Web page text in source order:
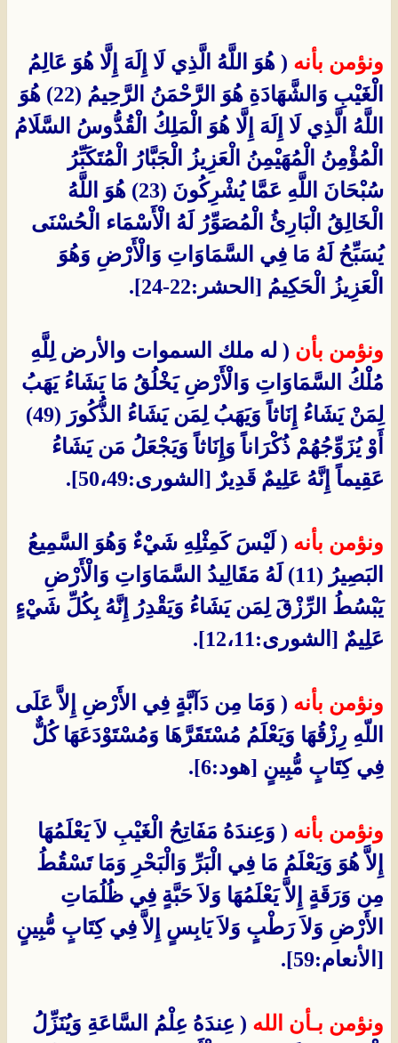
ونؤمن بأنه ( هُوَ اللَّهُ الَّذِي لَا إِلَهَ إِلَّا هُوَ عَالِمُ
الْغَيْبِ وَالشَّهَادَةِ هُوَ الرَّحْمَنُ الرَّحِيمُ (22) هُوَ
اللَّهُ الَّذِي لَا إِلَهَ إِلَّا هُوَ الْمَلِكُ الْقُدُّوسُ السَّلَامُ
الْمُؤْمِنُ الْمُهَيْمِنُ الْعَزِيزُ الْجَبَّارُ الْمُتَكَبِّرُ
سُبْحَانَ اللَّهِ عَمَّا يُشْرِكُونَ (23) هُوَ اللَّهُ
الْخَالِقُ الْبَارِئُ الْمُصَوِّرُ لَهُ الْأَسْمَاء الْحُسْنَى
يُسَبِّحُ لَهُ مَا فِي السَّمَاوَاتِ وَالْأَرْضِ وَهُوَ
الْعَزِيزُ الْحَكِيمُ [الحشر:22-24].
ونؤمن بأن ( له ملك السموات والأرض لِلَّهِ
مُلْكُ السَّمَاوَاتِ وَالْأَرْضِ يَخْلُقُ مَا يَشَاءُ يَهَبُ
لِمَنْ يَشَاءُ إِنَاثاً وَيَهَبُ لِمَن يَشَاءُ الذُّكُورَ (49)
أَوْ يُزَوِّجُهُمْ ذُكْرَاناً وَإِنَاثاً وَيَجْعَلُ مَن يَشَاءُ
عَقِيماً إِنَّهُ عَلِيمٌ قَدِيرٌ [الشورى:50،49].
ونؤمن بأنه ( لَيْسَ كَمِثْلِهِ شَيْءٌ وَهُوَ السَّمِيعُ
البَصِيرُ (11) لَهُ مَقَالِيدُ السَّمَاوَاتِ وَالْأَرْضِ
يَبْسُطُ الرِّزْقَ لِمَن يَشَاءُ وَيَقْدِرُ إِنَّهُ بِكُلِّ شَيْءٍ
عَلِيمٌ [الشورى:12،11].
ونؤمن بأنه ( وَمَا مِن دَآبَّةٍ فِي الأَرْضِ إِلاَّ عَلَى
اللّهِ رِزْقُهَا وَيَعْلَمُ مُسْتَقَرَّهَا وَمُسْتَوْدَعَهَا كُلٌّ
فِي كِتَابٍ مُّبِينٍ [هود:6].
ونؤمن بأنه ( وَعِندَهُ مَفَاتِحُ الْغَيْبِ لاَ يَعْلَمُهَا
إِلاَّ هُوَ وَيَعْلَمُ مَا فِي الْبَرِّ وَالْبَحْرِ وَمَا تَسْقُطُ
مِن وَرَقَةٍ إِلاَّ يَعْلَمُهَا وَلاَ حَبَّةٍ فِي ظُلُمَاتِ
الأَرْضِ وَلاَ رَطْبٍ وَلاَ يَابِسٍ إِلاَّ فِي كِتَابٍ مُّبِينٍ
[الأنعام:59].
ونؤمن بـأن الله ( عِندَهُ عِلْمُ السَّاعَةِ وَيُنَزِّلُ